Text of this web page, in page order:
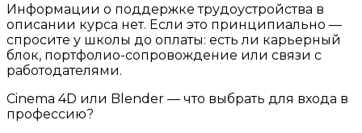
Информации о поддержке трудоустройства в
описании курса нет. Если это принципиально —
спросите у школы до оплаты: есть ли карьерный
блок, портфолио-сопровождение или связи с
работодателями.
Cinema 4D или Blender — что выбрать для входа в
профессию?